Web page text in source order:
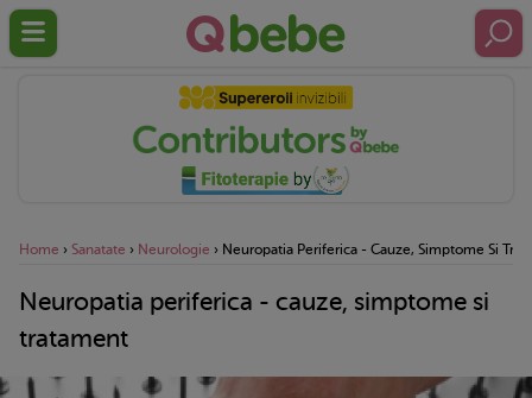
Home › Sanatate › Neurologie › Neuropatia Periferica - Cauze, Simptome Si
Neuropatia periferica - cauze, simptome si
tratament